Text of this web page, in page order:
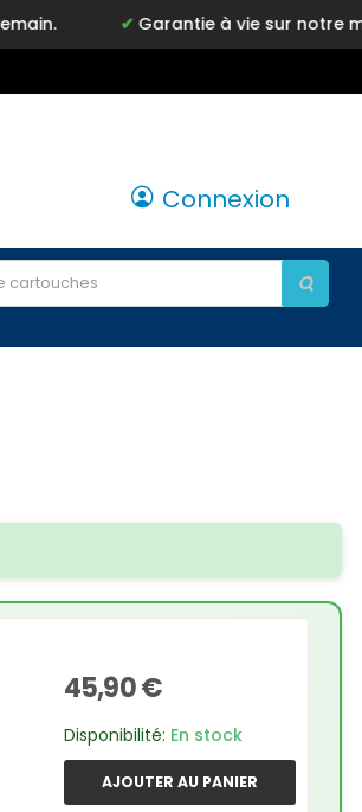
Garantie à vie sur notre marque Inkyz
Connexion
45,90 €
Disponibilité: En stock
AJOUTER AU PANIER